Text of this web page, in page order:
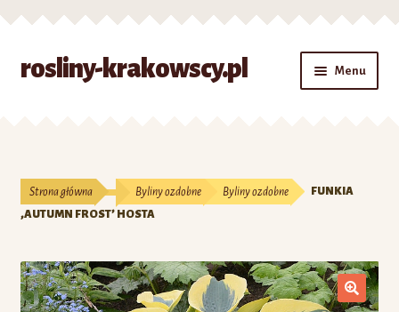
Przejdź
Przejdź
rosliny-krakowscy.pl Menu
Kontakt
Moje konto
Strona główna Byliny ozdobne Byliny ozdobne
FUNKIA
‚AUTUMN FROST’ HOSTA